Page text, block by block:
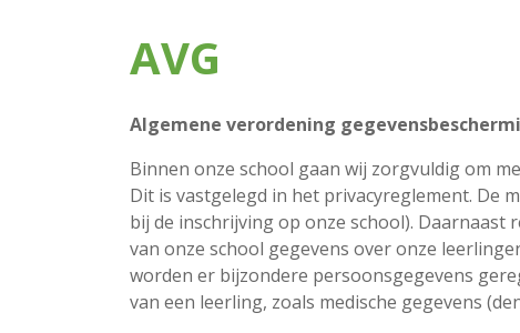
AVG
Algemene verordening
Binnen onze school gaan wij zorgvuldig om
Dit is vastgelegd in het privacyreglement. De
bij de inschrijving op onze school).
van onze school gegevens over onze
worden er bijzondere persoonsgegevens
van een leerling, zoals medische gegevens